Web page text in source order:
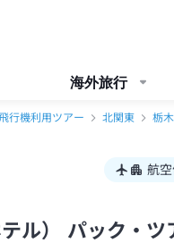
海外旅行
行機利用ツアー 北関東 栃
航
ル） パック・ツ